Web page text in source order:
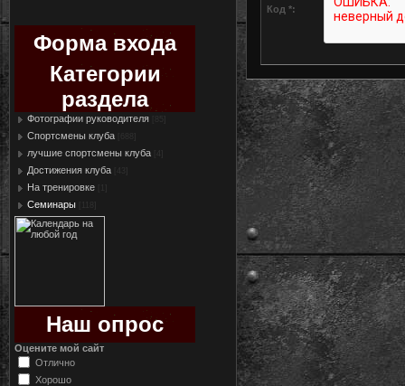
Форма входа
Категории
раздела
Фотографии руководителя
Спортсмены клуба
лучшие спортсмены клуба
Достижения клуба
На тренировке
Семинары
Наш опрос
Оцените мой сайт
Отлично
Хорошо
Код *: